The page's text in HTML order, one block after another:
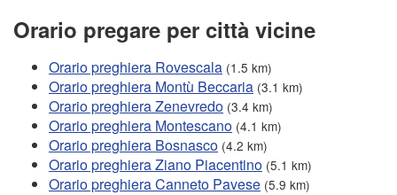
Orario pregare per città vicine
Orario preghiera Rovescala (1.5 km)
Orario preghiera Montù Beccaria (3.1 km)
Orario preghiera Zenevredo (3.4 km)
Orario preghiera Montescano (4.1 km)
Orario preghiera Bosnasco (4.2 km)
Orario preghiera Ziano Piacentino (5.1 km)
Orario preghiera Canneto Pavese (5.9 km)